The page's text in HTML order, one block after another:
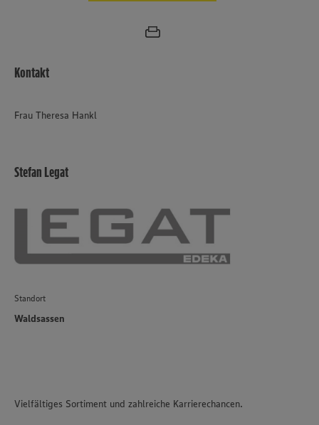
Kontakt
Frau Theresa Hankl
Stefan Legat
Standort
Waldsassen
Vielfältiges Sortiment und zahlreiche Karrierechancen.